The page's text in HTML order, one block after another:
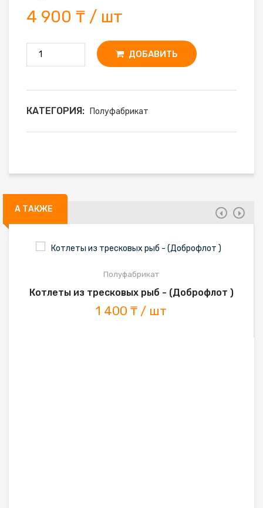
4 900 ₸ / шт
ДОБАВИТЬ
КАТЕГОРИЯ: Полуфабрикат
А ТАКЖЕ
Полуфабрикат
Котлеты из тресковых рыб - (Доброфлот )
1 400 ₸ / шт